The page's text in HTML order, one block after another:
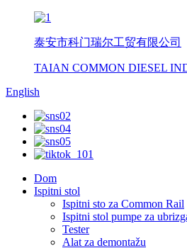
泰安市科门瑞尔工贸有限公司
TAIAN COMMON DIESEL
English
Dom
Ispitni stol
Ispitni sto za Common Rail
Ispitni stol pumpe za
Tester
Alat za demontažu